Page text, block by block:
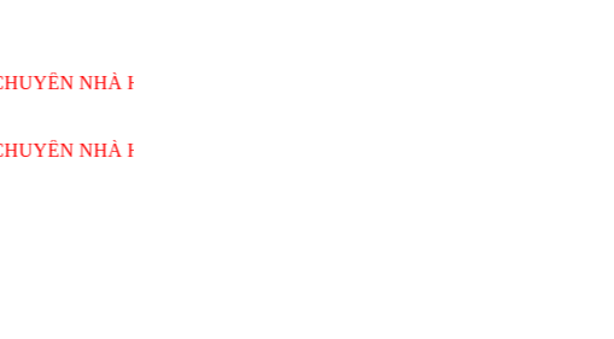
HÙNG VƯƠNG PHỤC VỤ 24/7
HÙNG VƯƠNG PHỤC VỤ 24/7